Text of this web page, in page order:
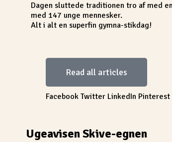
Dagen sluttede traditionen tro af med
med 147 unge mennesker.
Alt i alt en superfin gymna-stikdag!
Read all articles
Facebook Twitter LinkedIn Pinterest
Ugeavisen Skive-egnen